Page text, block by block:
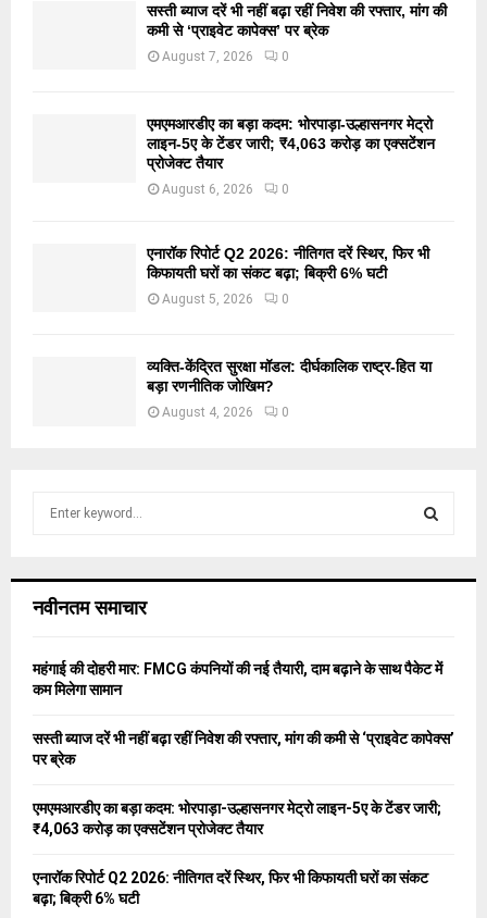
सस्ती ब्याज दरें भी नहीं बढ़ा रहीं निवेश की रफ्तार, मांग की
कमी से ‘प्राइवेट कापेक्स’ पर ब्रेक
August 7, 2026 0
एमएमआरडीए का बड़ा कदम: भोरपाड़ा-उल्हासनगर मेट्रो
लाइन-5ए के टेंडर जारी; ₹4,063 करोड़ का एक्सटेंशन
प्रोजेक्ट तैयार
August 6, 2026 0
एनारॉक रिपोर्ट Q2 2026: नीतिगत दरें स्थिर, फिर भी
किफायती घरों का संकट बढ़ा; बिक्री 6% घटी
August 5, 2026 0
व्यक्ति-केंद्रित सुरक्षा मॉडल: दीर्घकालिक राष्ट्र-हित या
बड़ा रणनीतिक जोखिम?
August 4, 2026 0
h
o
r
C
नवीनतम समाचार
महंगाई की दोहरी मार: FMCG कंपनियों की नई तैयारी, दाम बढ़ाने के साथ पैकेट में
कम मिलेगा सामान
सस्ती ब्याज दरें भी नहीं बढ़ा रहीं निवेश की रफ्तार, मांग की कमी से ‘प्राइवेट कापेक्स’
पर ब्रेक
एमएमआरडीए का बड़ा कदम: भोरपाड़ा-उल्हासनगर मेट्रो लाइन-5ए के टेंडर जारी;
₹4,063 करोड़ का एक्सटेंशन प्रोजेक्ट तैयार
एनारॉक रिपोर्ट Q2 2026: नीतिगत दरें स्थिर, फिर भी किफायती घरों का संकट
बढ़ा; बिक्री 6% घटी